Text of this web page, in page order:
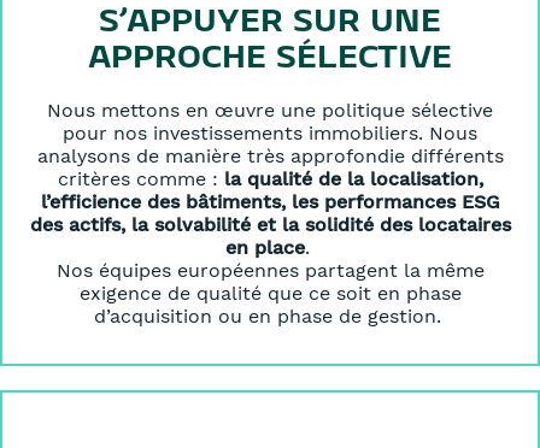
S’APPUYER SUR UNE
APPROCHE SÉLECTIVE
Nous mettons en œuvre une politique sélective
pour nos investissements immobiliers. Nous
analysons de manière très approfondie différents
critères comme : la qualité de la localisation,
l’efficience des bâtiments, les performances ESG
des actifs, la solvabilité et la solidité des locataires
en place.
Nos équipes européennes partagent la même
exigence de qualité que ce soit en phase
d’acquisition ou en phase de gestion.